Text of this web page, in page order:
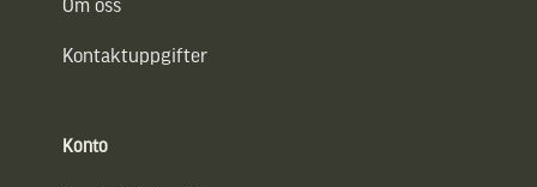
Om oss
Kontaktuppgifter
Konto